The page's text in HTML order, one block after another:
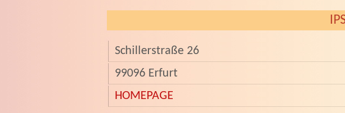
Schillerstraße 26
99096 Erfurt
HOMEPAGE